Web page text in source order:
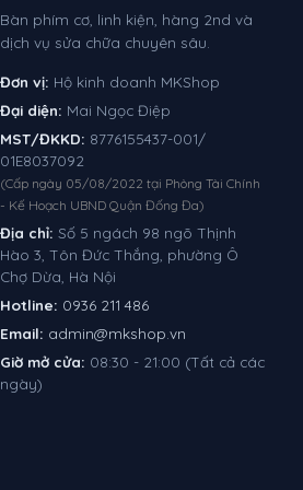
Bàn phím cơ, linh kiện, hàng 2nd và
dịch vụ sửa chữa chuyên sâu.
Đơn vị: Hộ kinh doanh MKShop
Đại diện: Mai Ngọc Điệp
MST/ĐKKD: 8776155437-001/
01E8037092
(Cấp ngày 05/08/2022 tại Phòng Tài Chính
- Kế Hoạch UBND Quận Đống Đa)
Địa chỉ: Số 5 ngách 98 ngõ Thịnh
Hào 3, Tôn Đức Thắng, phường Ô
Chợ Dừa, Hà Nội
Hotline: 0936 211 486
Email: admin@mkshop.vn
Giờ mở cửa: 08:30 - 21:00 (Tất cả các
ngày)